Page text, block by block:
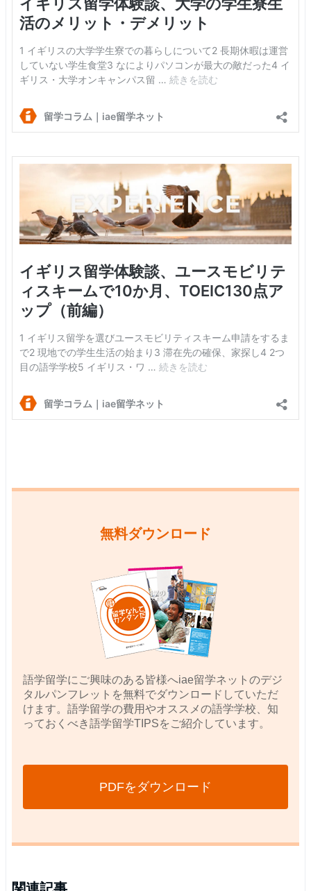
無料ダウンロード
語学留学にご興味のある皆様へiae留学ネットのデジ
タルパンフレットを無料でダウンロードしていただ
けます。語学留学の費用やオススメの語学学校、知
っておくべき語学留学TIPSをご紹介しています。
PDFをダウンロード